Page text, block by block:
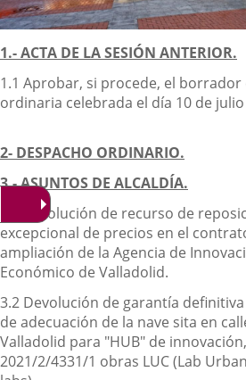
Descripción
1.- ACTA DE LA SESIÓN ANTERIOR.
1.1 Aprobar, si procede, el borrador
ordinaria celebrada el día 10 de julio
2- DESPACHO ORDINARIO.
3.- ASUNTOS DE ALCALDÍA.
3.1 Resolución de recurso de
excepcional de precios en el
ampliación de la Agencia de
Económico de Valladolid.
3.2 Devolución de garantía
de adecuación de la nave sita en
Valladolid para "HUB" de
2021/2/4331/1 obras LUC (Lab